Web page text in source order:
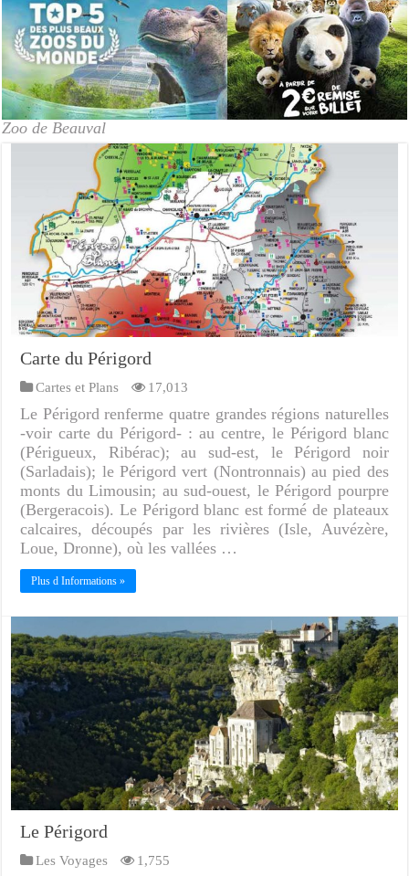
Zoo de Beauval
Carte du Périgord
Cartes et Plans 17,013
Le Périgord renferme quatre grandes régions naturelles
-voir carte du Périgord- : au centre, le Périgord blanc
(Périgueux, Ribérac); au sud-est, le Périgord noir
(Sarladais); le Périgord vert (Nontronnais) au pied des
monts du Limousin; au sud-ouest, le Périgord pourpre
(Bergeracois). Le Périgord blanc est formé de plateaux
calcaires, découpés par les rivières (Isle, Auvézère,
Loue, Dronne), où les vallées …
Plus d Informations »
Le Périgord
Les Voyages 1,755